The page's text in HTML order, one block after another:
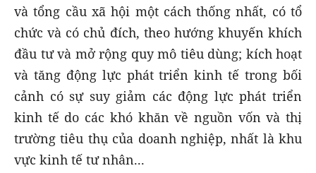
và tổng cầu xã hội một cách thống nhất, có tổ
chức và có chủ đích, theo hướng khuyến khích
đầu tư và mở rộng quy mô tiêu dùng; kích hoạt
và tăng động lực phát triển kinh tế trong bối
cảnh có sự suy giảm các động lực phát triển
kinh tế do các khó khăn về nguồn vốn và thị
trường tiêu thụ của doanh nghiệp, nhất là khu
vực kinh tế tư nhân...